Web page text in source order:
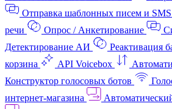
Отправка шаблонных писем и SMS
речи
Опрос / Анкетирование
Детектирование АИ
Реактивация
корзина
API Voicebox
Конструктор голосовых ботов
интернет‑магазина